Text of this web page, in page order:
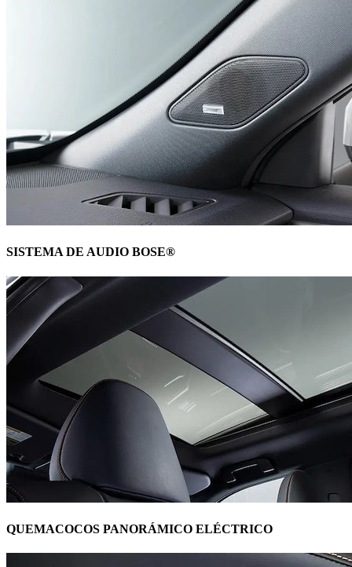
SISTEMA DE AUDIO BOSE®
QUEMACOCOS PANORÁMICO ELÉCTRICO